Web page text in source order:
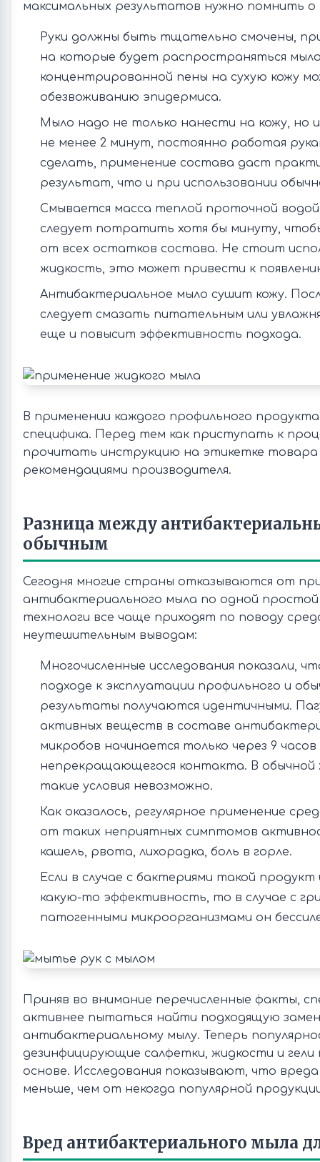
максимальных результатов нужно помнить о
Руки должны быть тщательно смочены,
на которые будет распространяться
концентрированной пены на сухую кожу
обезвоживанию эпидермиса.
Мыло надо не только нанести на кожу, но
не менее 2 минут, постоянно работая
сделать, применение состава даст
результат, что и при использовании
Смывается масса теплой проточной
следует потратить хотя бы минуту,
от всех остатков состава. Не стоит
жидкость, это может привести к
Антибактериальное мыло сушит кожу.
следует смазать питательным или
еще и повысит эффективность подхода.
В применении каждого профильного
специфика. Перед тем как приступать к
прочитать инструкцию на этикетке товара
рекомендациями производителя.
Разница между
обычным
Сегодня многие страны отказываются от
антибактериального мыла по одной простой
технологи все чаще приходят по поводу
неутешительным выводам:
Многочисленные исследования показали,
подходе к эксплуатации профильного и
результаты получаются идентичными.
активных веществ в составе
микробов начинается только через 9 часов
непрекращающегося контакта. В обычной
такие условия невозможно.
Как оказалось, регулярное применение
от таких неприятных симптомов
кашель, рвота, лихорадка, боль в горле.
Если в случае с бактериями такой
какую-то эффективность, то в случае с
патогенными микроорганизмами он
Приняв во внимание перечисленные факты,
активнее пытаться найти подходящую
антибактериальному мылу. Теперь
дезинфицирующие салфетки, жидкости и
основе. Исследования показывают, что
меньше, чем от некогда популярной
Вред антибактериального мыла